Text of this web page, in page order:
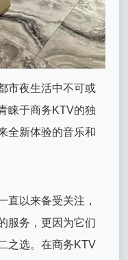
市夜生活中不可或
睐于商务KTV的独
全新体验的音乐和
直以来备受关注，
服务，更因为它们
之选。在商务KTV